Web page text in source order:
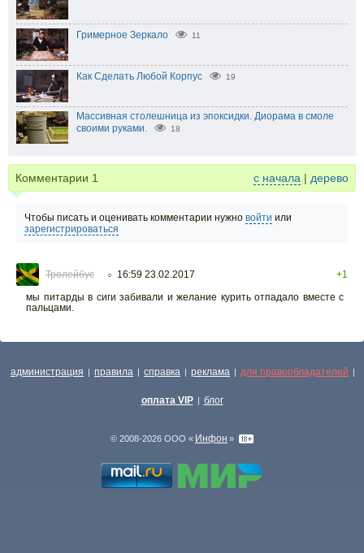
Гримерное Зеркало 11
Как Сделать Любой Корпус 19
Массивная столешница из эпоксидки. Диорама в смоле
своими руками.
18
Комментарии 1 с начала | дерево
Чтобы писать и оценивать комментарии нужно войти или
зарегистрироваться
Тролейбус ○ 16:59 23.02.2017
+1
мы питарды в сиги забивали и желание курить отпадало вместе с
пальцами.
администрация | правила | справка | реклама | для правообладателей |
оплата VIP | блог
© 2008-2026 ООО « Инфон »